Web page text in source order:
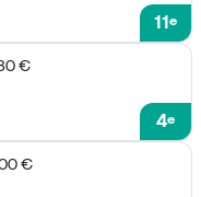
11e
€
4e
€